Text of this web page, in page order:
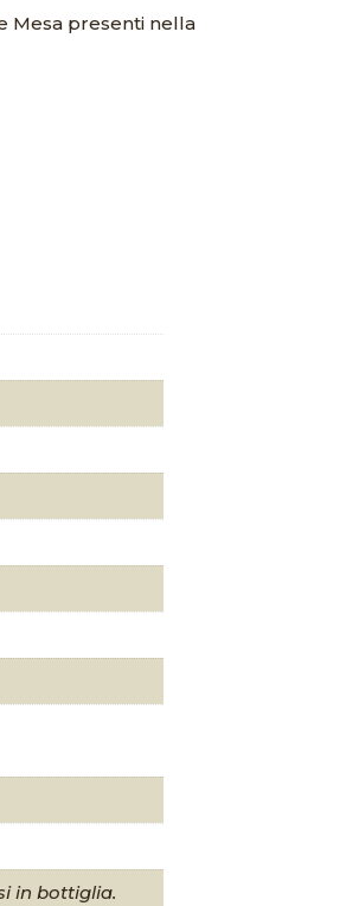
Mesa presenti nella
in bottiglia.